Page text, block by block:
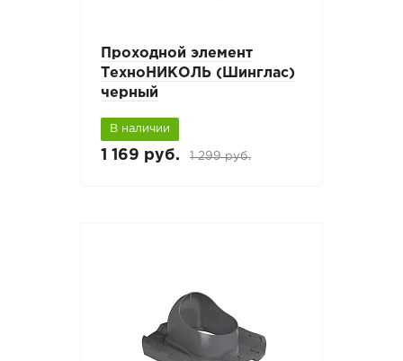
Проходной элемент
ТехноНИКОЛЬ (Шинглас)
черный
В наличии
1 169 руб. 1 299 руб.